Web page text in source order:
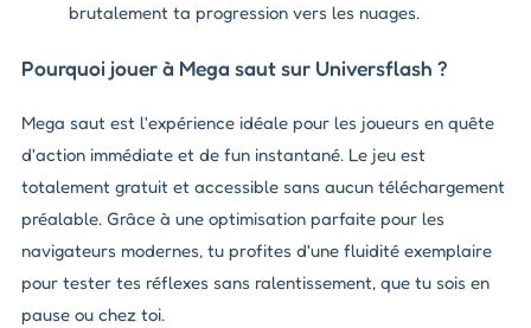
brutalement ta progression vers les nuages.
Pourquoi jouer à Mega saut sur Universflash ?
Mega saut est l'expérience idéale pour les joueurs en quête
d'action immédiate et de fun instantané. Le jeu est
totalement gratuit et accessible sans aucun téléchargement
préalable. Grâce à une optimisation parfaite pour les
navigateurs modernes, tu profites d'une fluidité exemplaire
pour tester tes réflexes sans ralentissement, que tu sois en
pause ou chez toi.